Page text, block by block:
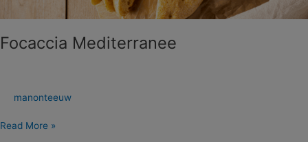
Focaccia Mediterranee
manonteeuw
Read More »